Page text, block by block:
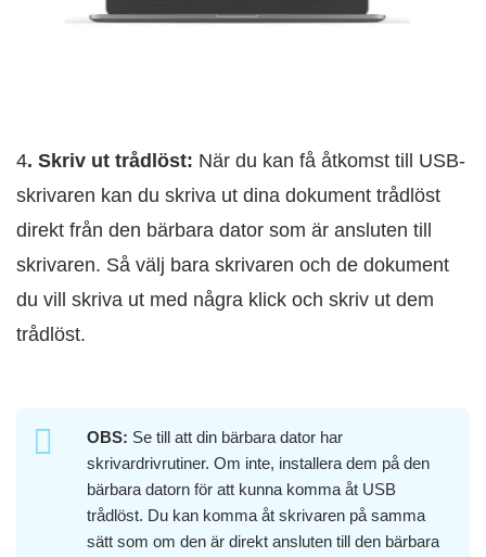
4. Skriv ut trådlöst: När du kan få åtkomst till USB-
skrivaren kan du skriva ut dina dokument trådlöst
direkt från den bärbara dator som är ansluten till
skrivaren. Så välj bara skrivaren och de dokument
du vill skriva ut med några klick och skriv ut dem
trådlöst.
OBS: Se till att din bärbara dator har
skrivardrivrutiner. Om inte, installera dem på den
bärbara datorn för att kunna komma åt USB
trådlöst. Du kan komma åt skrivaren på samma
sätt som om den är direkt ansluten till den bärbara